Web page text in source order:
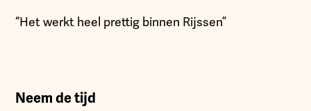
“Het werkt heel prettig binnen Rijssen”
Neem de tijd